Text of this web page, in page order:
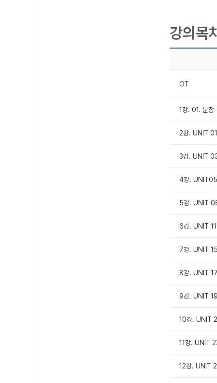
강의목
OT
1강. 01. 문장
2강. UNIT
3강. UNIT
4강.
5강. UNIT
6강. UNIT
7강. UNIT
8강. UNIT
9강. UNIT
10강. UNIT
11강. UNIT
12강. UNIT